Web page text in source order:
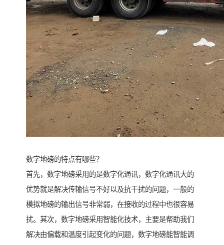
数字地磅的特点有哪些？
首先，数字地磅采用的是数字化通讯，数字化通讯大的
优势就是解决传输信号不好以及抗干扰的问题，一般的
模拟地磅的输出信号非常弱，在接收的过程中也很容易
扰。其次，数字地磅采用智能化技术，主要是帮助我们
解决由偏载和温度引起变化的问题，数字地磅能智能调